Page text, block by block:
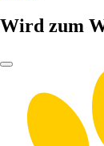
Wird zum